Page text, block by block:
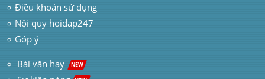
Điều khoản sử dụng
Nội quy hoidap247
Góp ý
Bài văn hay NEW